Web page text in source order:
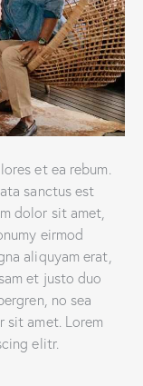
et ea rebum.
sanctus est
dolor sit amet,
eirmod
aliquyam erat,
et justo duo
no sea
sit amet. Lorem
elitr.